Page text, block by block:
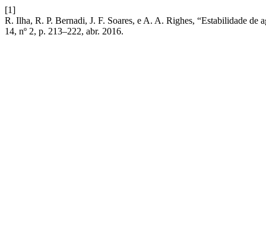
[1]
R. Ilha, R. P. Bernadi, J. F. Soares, e A. A. Righes, “Estabilidade
14, nº 2, p. 213–222, abr. 2016.